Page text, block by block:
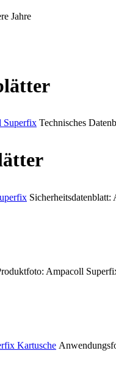
Jahre
Superfix Technisches
Ampacoll
Kartusche